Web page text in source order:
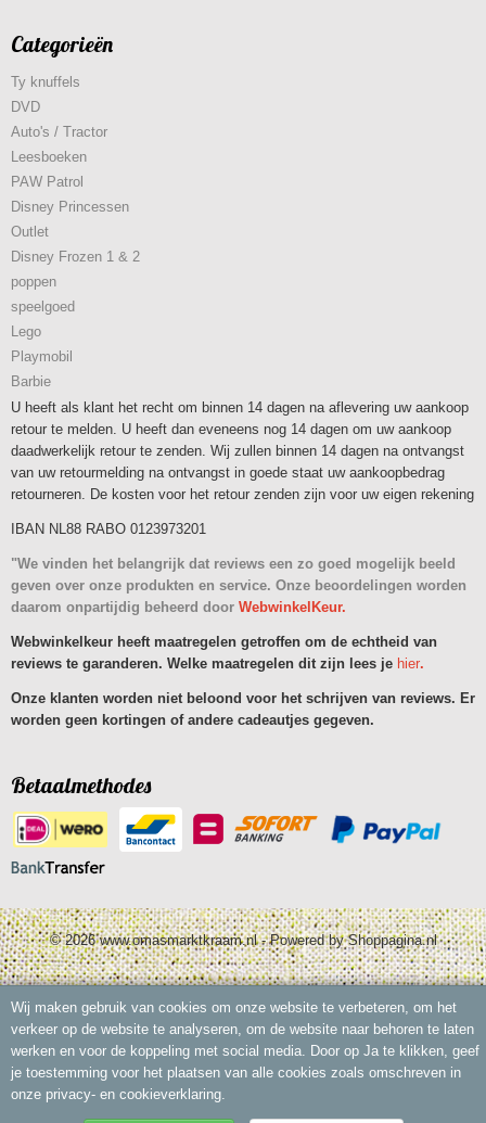
Categorieën
Ty knuffels
DVD
Auto's / Tractor
Leesboeken
PAW Patrol
Disney Princessen
Outlet
Disney Frozen 1 & 2
poppen
speelgoed
Lego
Playmobil
Barbie
U heeft als klant het recht om binnen 14 dagen na aflevering uw aankoop
retour te melden. U heeft dan eveneens nog 14 dagen om uw aankoop
daadwerkelijk retour te zenden. Wij zullen binnen 14 dagen na ontvangst
van uw retourmelding na ontvangst in goede staat uw aankoopbedrag
retourneren. De kosten voor het retour zenden zijn voor uw eigen rekening
IBAN NL88 RABO 0123973201
"We vinden het belangrijk dat reviews een zo goed mogelijk beeld
geven over onze produkten en service. Onze beoordelingen worden
daarom onpartijdig beheerd door WebwinkelKeur.
Webwinkelkeur heeft maatregelen getroffen om de echtheid van
reviews te garanderen. Welke maatregelen dit zijn lees je hier.
Onze klanten worden niet beloond voor het schrijven van reviews. Er
worden geen kortingen of andere cadeautjes gegeven.
Betaalmethodes
© 2026 www.omasmarktkraam.nl - Powered by Shoppagina.nl
Wij maken gebruik van cookies om onze website te verbeteren, om het
verkeer op de website te analyseren, om de website naar behoren te laten
werken en voor de koppeling met social media. Door op Ja te klikken, geef
je toestemming voor het plaatsen van alle cookies zoals omschreven in
onze privacy- en cookieverklaring.